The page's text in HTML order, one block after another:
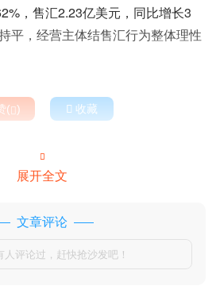
，售汇2.23亿美元，同比增长3
平，经营主体结售汇行为整体理性
()  收藏

展开全文
文章评论
人评论过，赶快抢沙发吧！